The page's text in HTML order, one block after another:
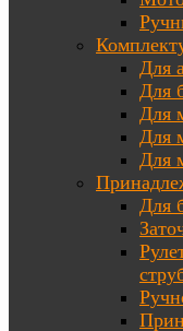
Для
Для
Для
Для
Для
Для